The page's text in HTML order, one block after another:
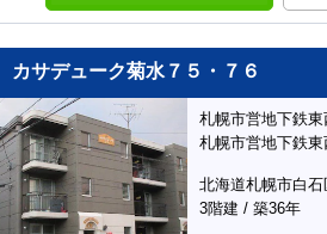
カサデューク菊水７５・７６
札幌市営地下鉄
札幌市営地下鉄
北海道札幌市白
3階建 / 築36年